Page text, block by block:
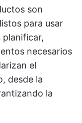
son
para usar
planificar,
necesarios
el
desde la
la